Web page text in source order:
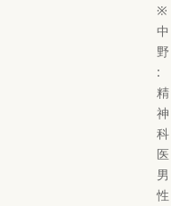
※
中
野
:
精
神
科
医
男
性